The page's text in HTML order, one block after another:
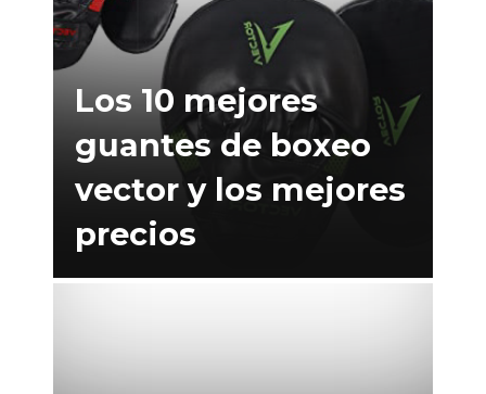
Los 10 mejores
guantes de boxeo
vector y los mejores
precios